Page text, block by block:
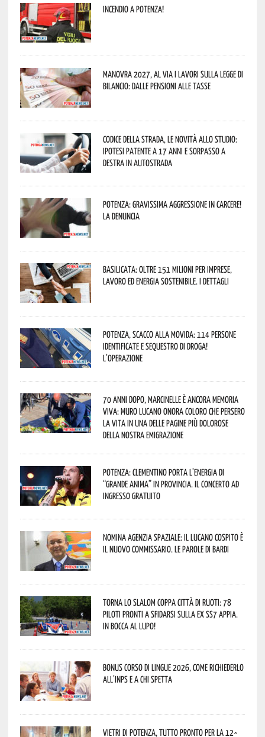
Incendio a Potenza!
Manovra 2027, al via i lavori sulla Legge di
Bilancio: dalle pensioni alle tasse
Codice della strada, le novità allo studio:
ipotesi patente a 17 anni e sorpasso a
destra in autostrada
Potenza: gravissima aggressione in Carcere!
La denuncia
Basilicata: oltre 151 milioni per imprese,
lavoro ed energia sostenibile. I dettagli
Potenza, scacco alla movida: 114 persone
identificate e sequestro di droga!
L’operazione
70 anni dopo, Marcinelle è ancora memoria
viva: Muro Lucano onora coloro che persero
la vita in una delle pagine più dolorose
della nostra emigrazione
Potenza: Clementino porta l’energia di
“Grande Anima” in provincia. Il concerto ad
ingresso gratuito
Nomina Agenzia Spaziale: il lucano Cospito è
il nuovo commissario. Le parole di Bardi
Torna lo Slalom Coppa Città di Ruoti: 78
piloti pronti a sfidarsi sulla ex SS7 Appia.
In bocca al lupo!
Bonus corso di lingue 2026, come richiederlo
all’INPS e a chi spetta
Vietri di Potenza, tutto pronto per la 12^